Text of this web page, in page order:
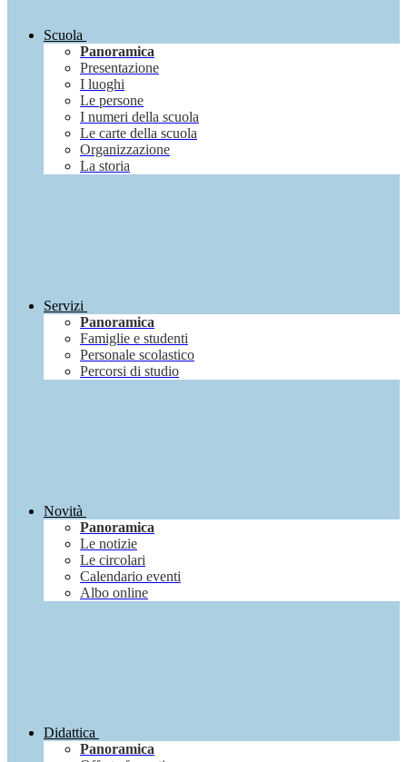
Scuola
Panoramica
Presentazione
I luoghi
Le persone
I numeri della scuola
Le carte della scuola
Organizzazione
La storia
Servizi
Panoramica
Famiglie e studenti
Personale scolastico
Percorsi di studio
Novità
Panoramica
Le notizie
Le circolari
Calendario eventi
Albo online
Didattica
Panoramica